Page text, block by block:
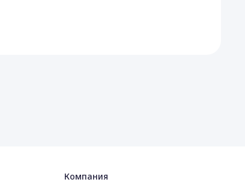
Компания